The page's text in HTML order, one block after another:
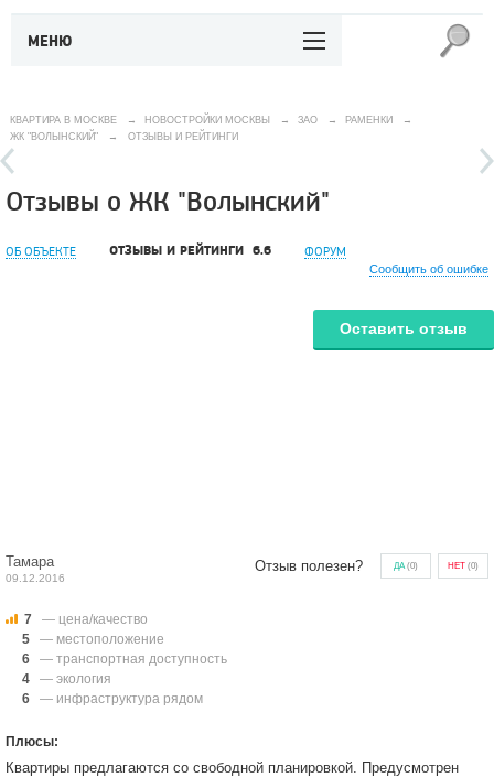
МЕНЮ
КВАРТИРА В МОСКВЕ → НОВОСТРОЙКИ МОСКВЫ → ЗАО → РАМЕНКИ
→
ЖК "ВОЛЫНСКИЙ"
→ ОТЗЫВЫ И РЕЙТИНГИ
Отзывы о ЖК "Волынский"
ОБ ОБЪЕКТЕ ОТЗЫВЫ И РЕЙТИНГИ 6.6 ФОРУМ
Сообщить об ошибке
Оставить отзыв
Тамара
09.12.2016
Отзыв полезен? ДА(0) НЕТ (0)
7
— цена/качество
5
— местоположение
6
— транспортная доступность
4
— экология
6
— инфраструктура рядом
Плюсы:
Квартиры предлагаются со свободной планировкой. Предусмотрен